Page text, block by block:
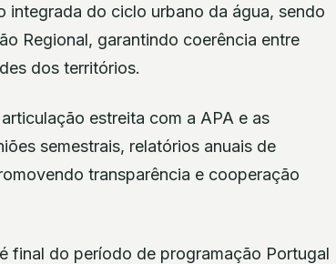
integrada do ciclo urbano da água, sendo
Regional, garantindo coerência entre
dos territórios.
estreita com a APA e as
semestrais, relatórios anuais de
transparência e cooperação
final do período de programação Portugal